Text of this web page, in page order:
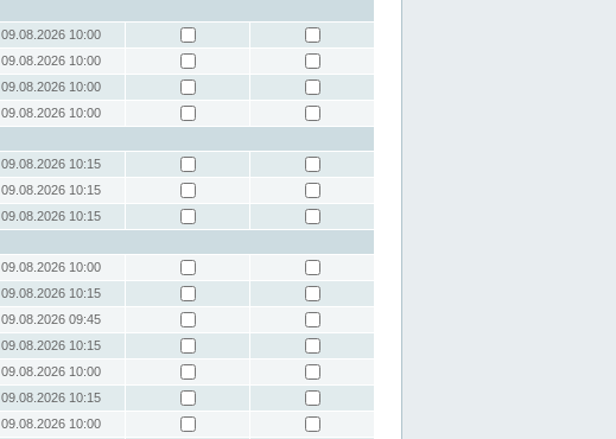
09.08.2026 10:00
09.08.2026 10:00
09.08.2026 10:00
09.08.2026 10:00
09.08.2026 10:15
09.08.2026 10:15
09.08.2026 10:15
09.08.2026 10:00
09.08.2026 10:15
09.08.2026 09:45
09.08.2026 10:15
09.08.2026 10:00
09.08.2026 10:15
09.08.2026 10:00